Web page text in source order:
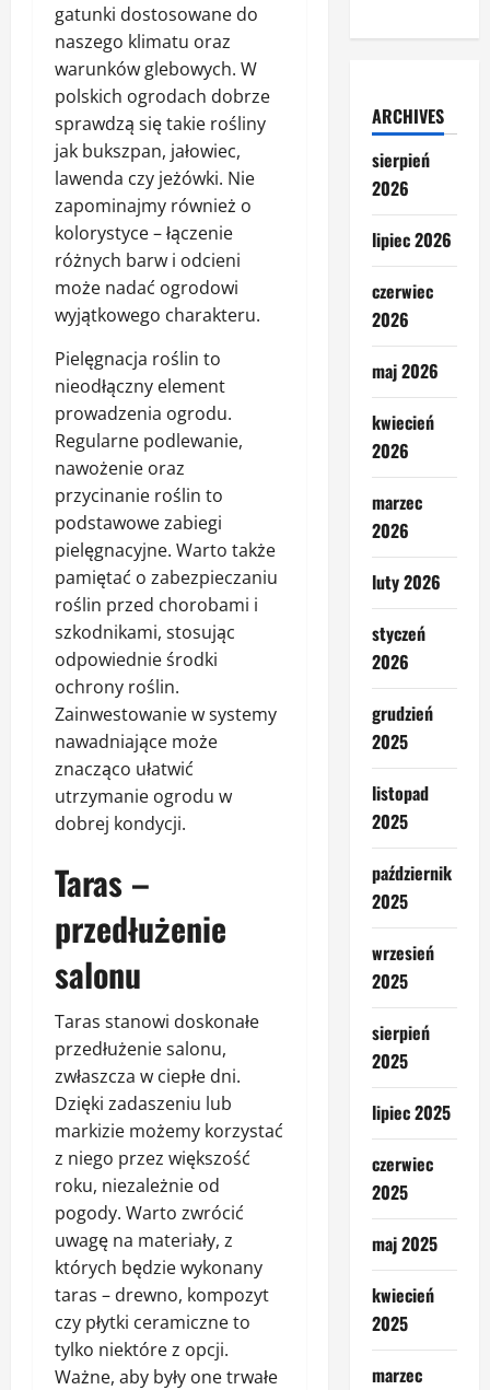
gatunki dostosowane do
naszego klimatu oraz
warunków glebowych. W
polskich ogrodach dobrze
sprawdzą się takie rośliny
jak bukszpan, jałowiec,
lawenda czy jeżówki. Nie
zapominajmy również o
kolorystyce – łączenie
różnych barw i odcieni
może nadać ogrodowi
wyjątkowego charakteru.
Pielęgnacja roślin to
nieodłączny element
prowadzenia ogrodu.
Regularne podlewanie,
nawożenie oraz
przycinanie roślin to
podstawowe zabiegi
pielęgnacyjne. Warto także
pamiętać o zabezpieczaniu
roślin przed chorobami i
szkodnikami, stosując
odpowiednie środki
ochrony roślin.
Zainwestowanie w systemy
nawadniające może
znacząco ułatwić
utrzymanie ogrodu w
dobrej kondycji.
Taras –
przedłużenie
salonu
Taras stanowi doskonałe
przedłużenie salonu,
zwłaszcza w ciepłe dni.
Dzięki zadaszeniu lub
markizie możemy korzystać
z niego przez większość
roku, niezależnie od
pogody. Warto zwrócić
uwagę na materiały, z
których będzie wykonany
taras – drewno, kompozyt
czy płytki ceramiczne to
tylko niektóre z opcji.
Ważne, aby były one trwałe
ARCHIVES
sierpień
2026
lipiec 2026
czerwiec
2026
maj 2026
kwiecień
2026
marzec
2026
luty 2026
styczeń
2026
grudzień
2025
listopad
2025
październik
2025
wrzesień
2025
sierpień
2025
lipiec 2025
czerwiec
2025
maj 2025
kwiecień
2025
marzec